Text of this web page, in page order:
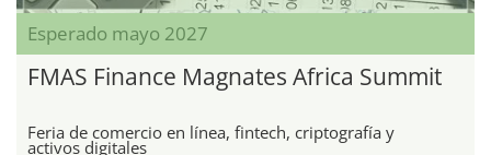
Esperado mayo 2027
FMAS Finance Magnates Africa Summit
Feria de comercio en línea, fintech, criptografía y
activos digitales